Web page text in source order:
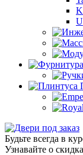
Будьте всегда в
Узнавайте о